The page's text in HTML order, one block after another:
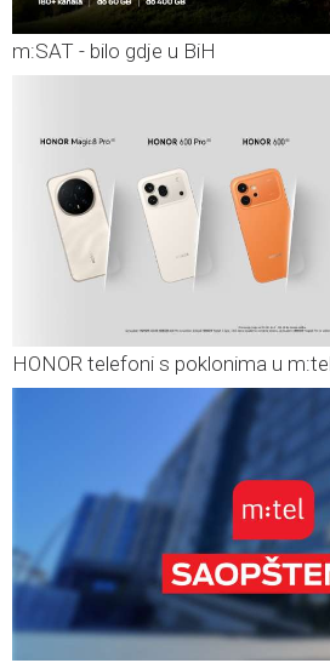
m:SAT - bilo gdje u BiH
HONOR telefoni s poklonima u